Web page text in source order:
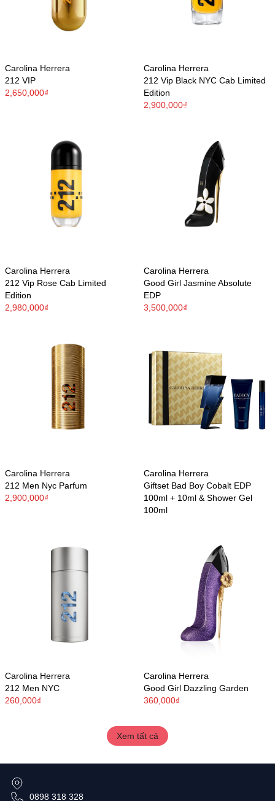
Carolina Herrera
212 VIP
2,650,000₫
Carolina Herrera
212 Vip Black NYC Cab Limited
Edition
2,900,000₫
Carolina Herrera
212 Vip Rose Cab Limited
Edition
2,980,000₫
Carolina Herrera
Good Girl Jasmine Absolute
EDP
3,500,000₫
Carolina Herrera
212 Men Nyc Parfum
2,900,000₫
Carolina Herrera
Giftset Bad Boy Cobalt EDP
100ml + 10ml & Shower Gel
100ml
Carolina Herrera
212 Men NYC
260,000₫
Carolina Herrera
Good Girl Dazzling Garden
360,000₫
Xem tất cả
0898 318 328